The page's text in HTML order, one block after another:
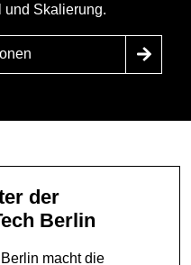
und Skalierung.
Berlin
macht die